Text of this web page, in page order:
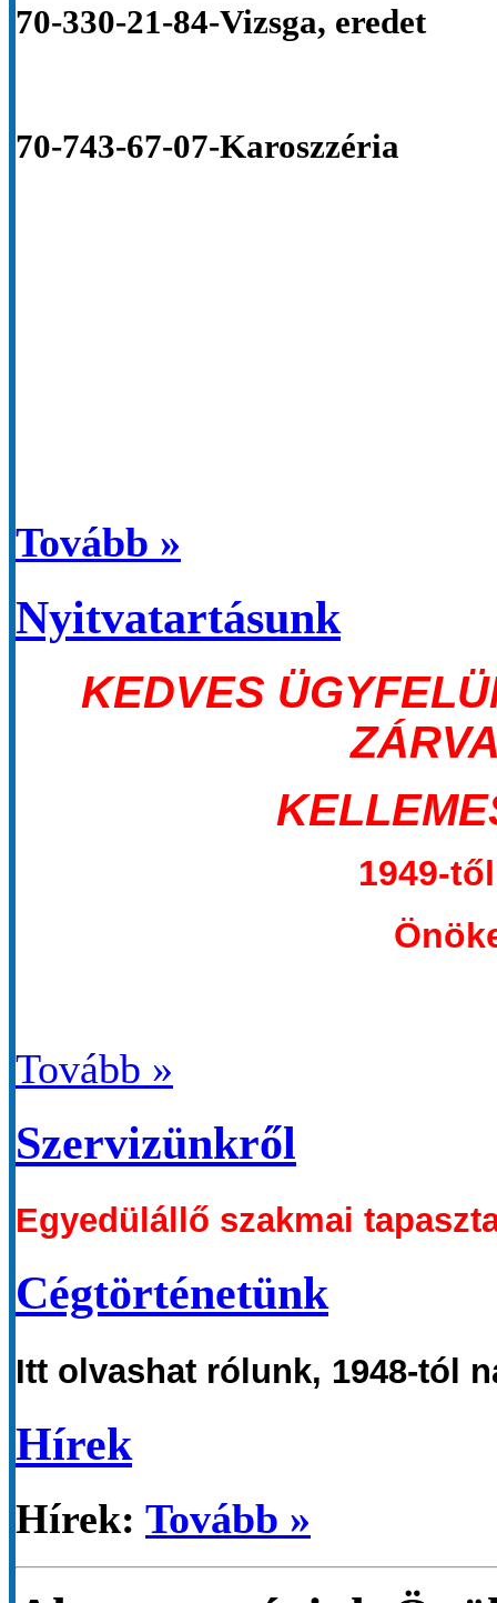
70-330-21-84-Vizsga, eredet
70-743-67-07-Karoszzéria
Tovább »
Nyitvatartásunk
KEDVES
1949-
Tovább »
Szervizünkről
Egyedülállő szakmai
Cégtörténetünk
Itt olvashat rólunk, 1948-tól
Hírek
Hírek: Tovább »